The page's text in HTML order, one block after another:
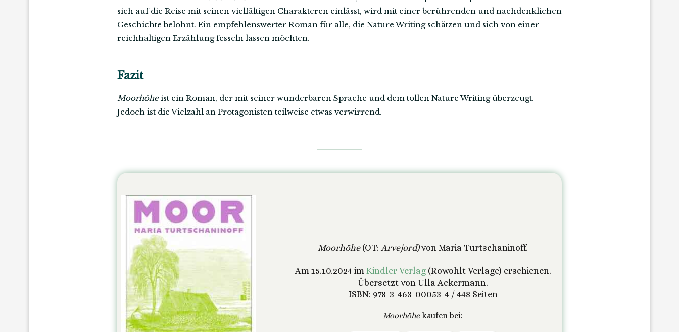
sich auf die Reise mit seinen vielfältigen Charakteren einlässt, wird mit einer berührenden und nachdenklichen
Geschichte belohnt. Ein empfehlenswerter Roman für alle, die Nature Writing schätzen und sich von einer
reichhaltigen Erzählung fesseln lassen möchten.
Fazit
Moorhöheist ein Roman, der mit seiner wunderbaren Sprache und dem tollen Nature Writing überzeugt.
Jedoch ist die Vielzahl an Protagonisten teilweise etwas verwirrend.
Moorhöhe(OT: Arvejord)von Maria Turtschaninoff.
Am 15.10.2024 im Kindler Verlag(Rowohlt Verlage) erschienen.
Übersetzt von Ulla Ackermann.
ISBN: 978-3-463-00053-4 / 448 Seiten
Moorhöhekaufen bei: